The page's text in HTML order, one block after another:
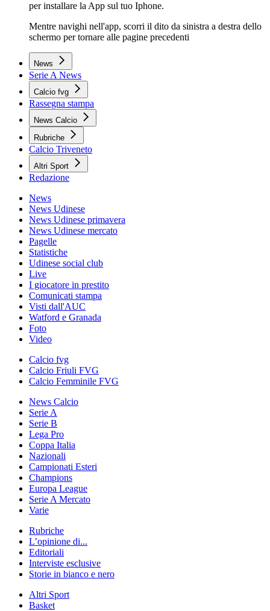
per installare la App sul tuo Iphone.
Mentre navighi nell'app, scorri il dito da sinistra a destra dello
schermo per tornare alle pagine precedenti
News
Serie A News
Calcio fvg
Rassegna stampa
News Calcio
Rubriche
Calcio Triveneto
Altri Sport
Redazione
News
News Udinese
News Udinese primavera
News Udinese mercato
Pagelle
Statistiche
Udinese social club
Live
I giocatore in prestito
Comunicati stampa
Visti dall'AUC
Watford e Granada
Foto
Video
Calcio fvg
Calcio Friuli FVG
Calcio Femminile FVG
News Calcio
Serie A
Serie B
Lega Pro
Coppa Italia
Nazionali
Campionati Esteri
Champions
Europa League
Serie A Mercato
Varie
Rubriche
L’opinione di...
Editoriali
Interviste esclusive
Storie in bianco e nero
Altri Sport
Basket